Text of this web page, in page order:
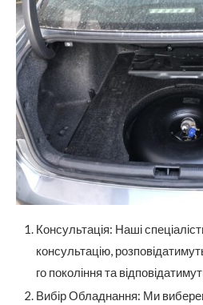
Консультація: Наші
консультацію,
го покоління та
Вибір Обладнання: Ми